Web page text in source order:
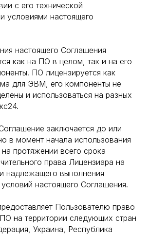
с его технической
условиями настоящего
настоящего Соглашения
как на ПО в целом, так и на его
ПО лицензируется как
для ЭВМ, его компоненты не
и использоваться на разных
заключается до или
в момент начала использования
протяжении всего срока
права Лицензиара на
надлежащего выполнения
настоящего Соглашения.
Пользователю право
на территории следующих стран
Украина, Республика